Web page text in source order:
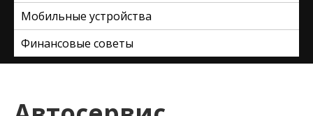
и
Мобильные устройства
Финансовые советы